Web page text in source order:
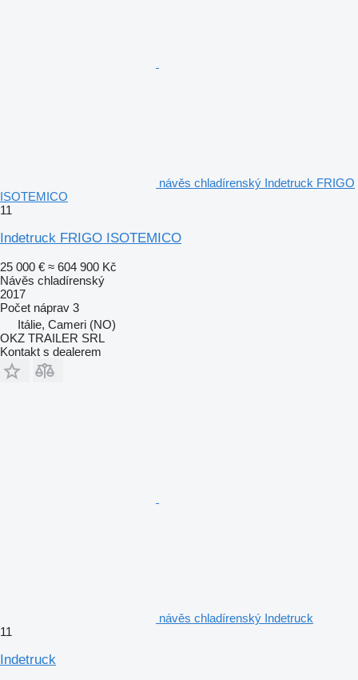
návěs chladírenský Indetruck FRIGO
ISOTEMICO
11
Indetruck FRIGO ISOTEMICO
25 000 € ≈ 604 900 Kč
Návěs chladírenský
2017
Počet náprav 3
Itálie, Cameri (NO)
OKZ TRAILER SRL
Kontakt s dealerem
návěs chladírenský Indetruck
11
Indetruck